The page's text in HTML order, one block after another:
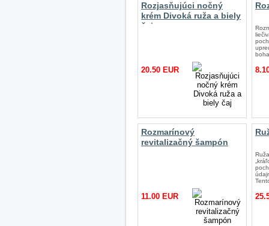
Rozjasňujúci nočný
krém Divoká ruža a biely
čaj
20.50 EUR
Rozmarínový
revitalizačný šampón
11.00 EUR